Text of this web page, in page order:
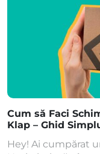
Cum să Faci
Klap – Ghid
Hey! Ai cumpărat